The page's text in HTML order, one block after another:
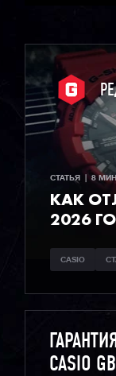
СТАТЬЯ  |  8 МИН
КАК
2026
CASIO
CASIO